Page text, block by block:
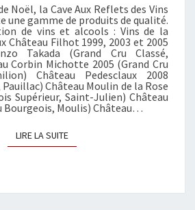
L
E
C
T
I
O
N
D
C
Noël, la Cave Aux Reflets des Vins
une gamme de produits de qualité.
de vins et alcools : Vins de la
Château Filhot 1999, 2003 et 2005
Takada (Grand Cru Classé,
Corbin Michotte 2005 (Grand Cru
Château Pedesclaux 2008
Pauillac) Château Moulin de la Rose
Supérieur, Saint-Julien) Château
Bourgeois, Moulis) Château…
LIRE LA SUITELIRE LA SUITE